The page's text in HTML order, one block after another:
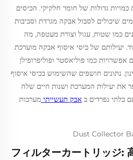
כמויות גדולות של חומר חלקיקי. הכיסים
שיכולים לסבול אבקה מגרדת וסביבות
כמו שטוח, עגול וצורת מעטפה, מה
יעילותם של כיסי איסוף אבקה מוערכת
כמו פוליאסטר ופוליפרופילן
נתונים חושפים שהשימוש בכיסי איסוף
את יעילות המערכת ושנות חיים שלה
אבק תעשייתי מערכות
フィルターカートリッジ: